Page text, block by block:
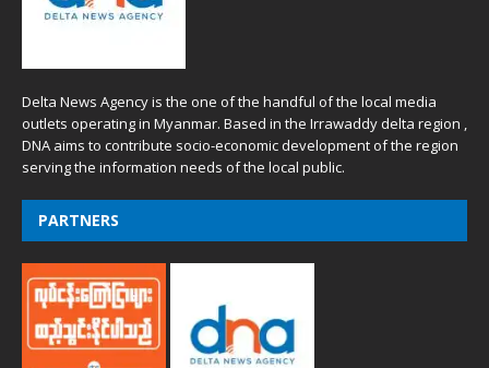
Delta News Agency is the one of the handful of the local media
outlets operating in Myanmar. Based in the Irrawaddy delta region ,
DNA aims to contribute socio-economic development of the region
serving the information needs of the local public.
PARTNERS